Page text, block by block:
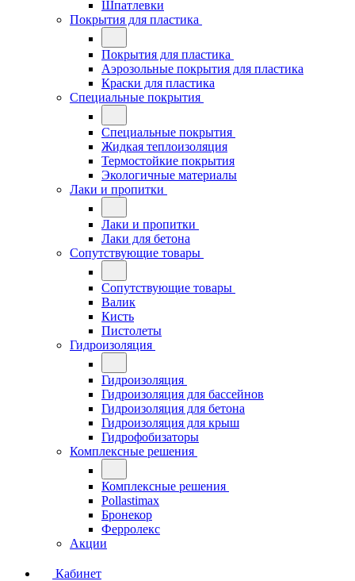
Шпатлевки
Покрытия для пластика
Покрытия для пластика
Аэрозольные покрытия для пластика
Краски для пластика
Специальные покрытия
Специальные покрытия
Жидкая теплоизоляция
Термостойкие покрытия
Экологичные материалы
Лаки и пропитки
Лаки и пропитки
Лаки для бетона
Сопутствующие товары
Сопутствующие товары
Валик
Кисть
Пистолеты
Гидроизоляция
Гидроизоляция
Гидроизоляция для бассейнов
Гидроизоляция для бетона
Гидроизоляция для крыш
Гидрофобизаторы
Комплексные решения
Комплексные решения
Pollastimax
Бронекор
Ферролекс
Акции
Кабинет